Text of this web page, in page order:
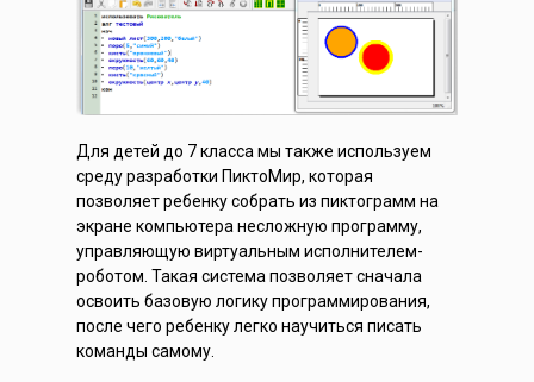
Для детей до 7 класса мы также используем
среду разработки ПиктоМир, которая
позволяет ребенку собрать из пиктограмм на
экране компьютера несложную программу,
управляющую виртуальным исполнителем-
роботом. Такая система позволяет сначала
освоить базовую логику программирования,
после чего ребенку легко научиться писать
команды самому.